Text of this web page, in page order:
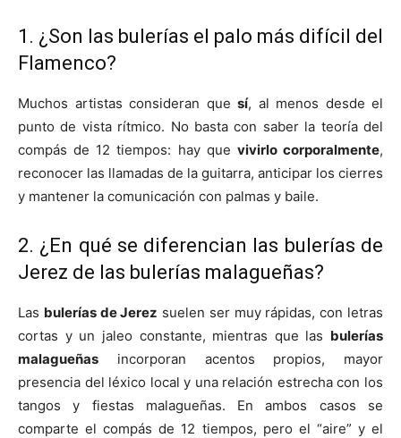
1. ¿Son las bulerías el palo más difícil del
Flamenco?
Muchos artistas consideran que sí, al menos desde el
punto de vista rítmico. No basta con saber la teoría del
compás de 12 tiempos: hay que vivirlo corporalmente,
reconocer las llamadas de la guitarra, anticipar los cierres
y mantener la comunicación con palmas y baile.
2. ¿En qué se diferencian las bulerías de
Jerez de las bulerías malagueñas?
Las bulerías de Jerez suelen ser muy rápidas, con letras
cortas y un jaleo constante, mientras que las bulerías
malagueñas incorporan acentos propios, mayor
presencia del léxico local y una relación estrecha con los
tangos y fiestas malagueñas. En ambos casos se
comparte el compás de 12 tiempos, pero el “aire” y el